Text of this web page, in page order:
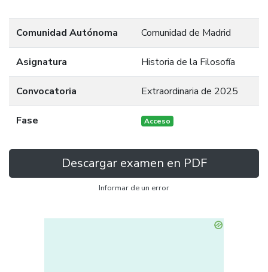
Comunidad Autónoma Comunidad de Madrid
Asignatura Historia de la Filosofía
Convocatoria Extraordinaria de 2025
Fase Acceso
Descargar examen en PDF
Informar de un error